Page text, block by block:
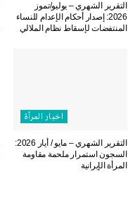
التقرير الشهري – يوليو/تموز
2026: إصدار أحكام الإعدام للنساء
المنتفضات لإسقاط نظام الملالي
اخبار المرأة
التقرير الشهري – مايو / أيار 2026:
السجون استمرار ملحمة مقاومة
المرأة الإيرانية